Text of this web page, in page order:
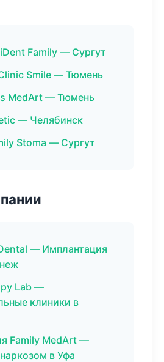
Family — Сургут
Smile — Тюмень
MedArt — Тюмень
— Челябинск
Stoma — Сургут
— Имплантация
Lab —
клиники в
Family MedArt —
в Уфа